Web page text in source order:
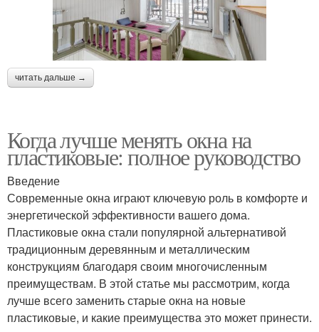
читать дальше →
Когда лучше менять окна на
пластиковые: полное руководство
Введение
Современные окна играют ключевую роль в комфорте и
энергетической эффективности вашего дома.
Пластиковые окна стали популярной альтернативой
традиционным деревянным и металлическим
конструкциям благодаря своим многочисленным
преимуществам. В этой статье мы рассмотрим, когда
лучше всего заменить старые окна на новые
пластиковые, и какие преимущества это может принести.